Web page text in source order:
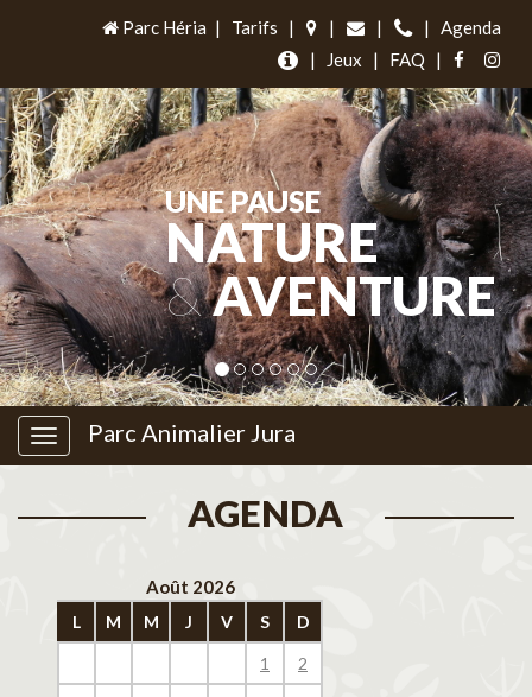
Parc Héria | Tarifs | | | |
Agenda
|
Jeux | FAQ |
UNE PAUSE
NATURE
&AVENTURE
Parc Animalier Jura
AGENDA
Août 2026
L M M J V S D
1 2